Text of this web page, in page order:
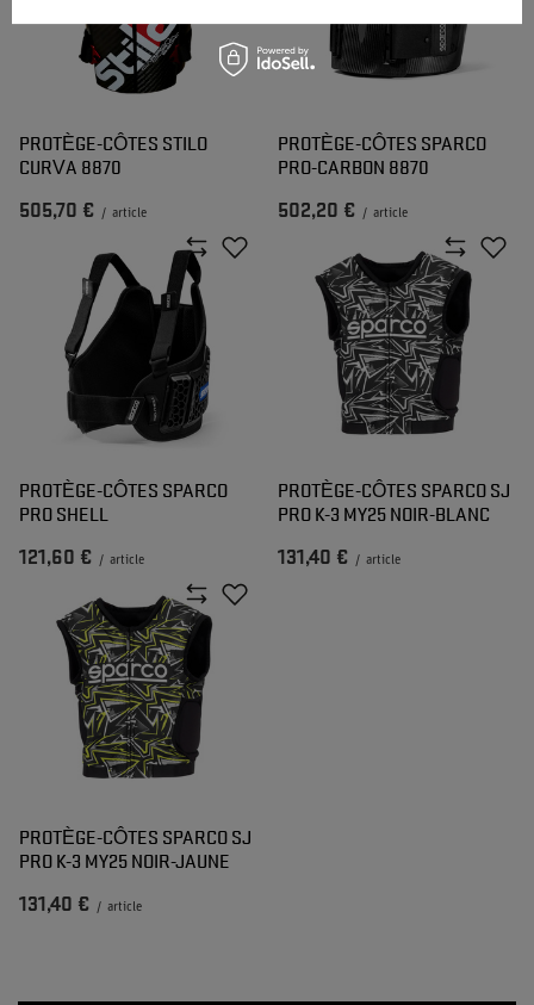
PROTÈGE-CÔTES STILO
CURVA 8870
505,70 € / article
PROTÈGE-CÔTES SPARCO
PRO-CARBON 8870
502,20 € / article
PROTÈGE-CÔTES SPARCO
PRO SHELL
121,60 € / article
PROTÈGE-CÔTES SPARCO SJ
PRO K-3 MY25 NOIR-BLANC
131,40 € / article
PROTÈGE-CÔTES SPARCO SJ
PRO K-3 MY25 NOIR-JAUNE
131,40 € / article